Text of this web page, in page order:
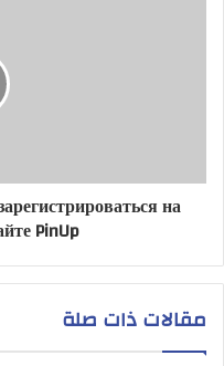
на
PinUp
مقالات ذات صلة